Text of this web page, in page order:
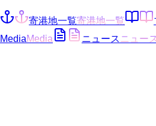
寄港地一覧寄港地一覧
MediaMedia ニュース ニュース